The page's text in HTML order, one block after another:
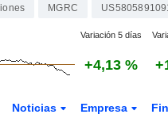
MGRC
Variación 5 días
+4,13 %
Noticias Empresa